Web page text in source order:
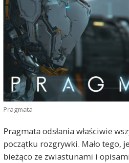
Pragmata
Pragmata odsłania właściwie
początku rozgrywki. Mało tego,
bieżąco ze zwiastunami i